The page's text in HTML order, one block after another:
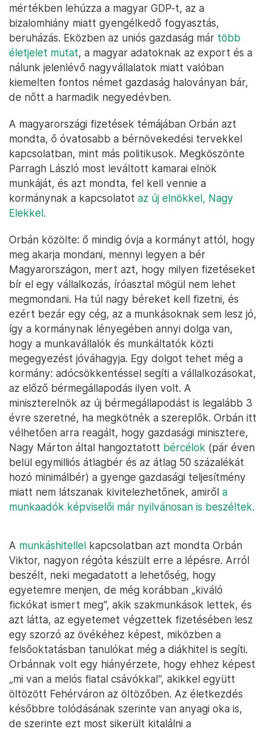
mértékben lehúzza a magyar GDP-t, az a
bizalomhiány miatt gyengélkedő fogyasztás,
beruházás. Eközben az uniós gazdaság már több
életjelet mutat, a magyar adatoknak az export és a
nálunk jelenlévő nagyvállalatok miatt valóban
kiemelten fontos német gazdaság haloványan bár,
de nőtt a harmadik negyedévben.
A magyarországi fizetések témájában Orbán azt
mondta, ő óvatosabb a bérnövekedési tervekkel
kapcsolatban, mint más politikusok. Megköszönte
Parragh László most leváltott kamarai elnök
munkáját, és azt mondta, fel kell vennie a
kormánynak a kapcsolatot az új elnökkel, Nagy
Elekkel.
Orbán közölte: ő mindig óvja a kormányt attól, hogy
meg akarja mondani, mennyi legyen a bér
Magyarországon, mert azt, hogy milyen fizetéseket
bír el egy vállalkozás, íróasztal mögül nem lehet
megmondani. Ha túl nagy béreket kell fizetni, és
ezért bezár egy cég, az a munkásoknak sem lesz jó,
így a kormánynak lényegében annyi dolga van,
hogy a munkavállalók és munkáltatók közti
megegyezést jóváhagyja. Egy dolgot tehet még a
kormány: adócsökkentéssel segíti a vállalkozásokat,
az előző bérmegállapodás ilyen volt. A
miniszterelnök az új bérmegállapodást is legalább 3
évre szeretné, ha megkötnék a szereplők. Orbán itt
vélhetően arra reagált, hogy gazdasági minisztere,
Nagy Márton által hangoztatott bércélok (pár éven
belül egymilliós átlagbér és az átlag 50 százalékát
hozó minimálbér) a gyenge gazdasági teljesítmény
miatt nem látszanak kivitelezhetőnek, amiről a
munkaadók képviselői már nyilvánosan is beszéltek.
A munkáshitellel kapcsolatban azt mondta Orbán
Viktor, nagyon régóta készült erre a lépésre. Arról
beszélt, neki megadatott a lehetőség, hogy
egyetemre menjen, de még korábban „kiváló
fickókat ismert meg”, akik szakmunkások lettek, és
azt látta, az egyetemet végzettek fizetésében lesz
egy szorzó az övékéhez képest, miközben a
felsőoktatásban tanulókat még a diákhitel is segíti.
Orbánnak volt egy hiányérzete, hogy ehhez képest
„mi van a melós fiatal csávókkal”, akikkel együtt
öltözött Fehérváron az öltözőben. Az életkezdés
későbbre tolódásának szerinte van anyagi oka is,
de szerinte ezt most sikerült kitalálni a